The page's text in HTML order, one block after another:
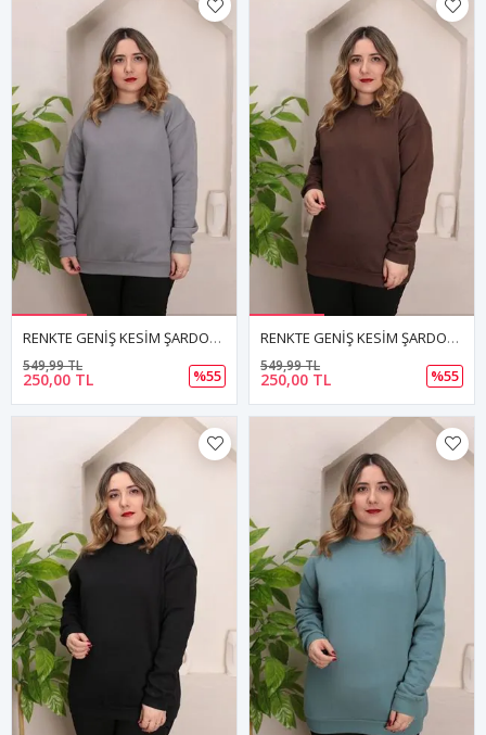
RENKTE GENİŞ KESİM ŞARDONLU DÜZ FÜME SWEAT
250,00 TL
549,99 TL
%55
RENKTE GENİŞ KESİM ŞARDONLU DÜZ KAHVERENGİ SWEAT
250,00 TL
549,99 TL
%55